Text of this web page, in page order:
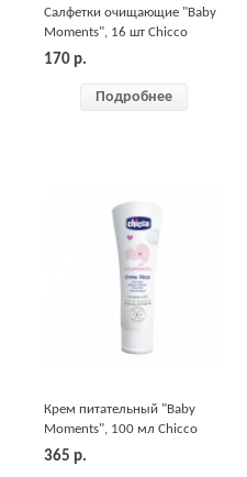
Салфетки очищающие "Baby
Moments", 16 шт Chicco
170 р.
Подробнее
Крем питательный "Baby
Moments", 100 мл Chicco
365 р.